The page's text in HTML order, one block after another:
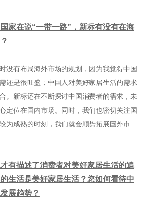
家在说“一带一路”，新标有没有在海
没有布局海外市场的规划，因为我觉得中国
还是很旺盛；中国人对美好家居生活的需求
。新标还在不断探讨中国消费者的需求，未
定位在国内市场。同时，我们也密切关注国
为成熟的时刻，我们就会顺势拓展国外市
有描述了消费者对美好家居生活的追
生活是美好家居生活？您如何看待中
展趋势？